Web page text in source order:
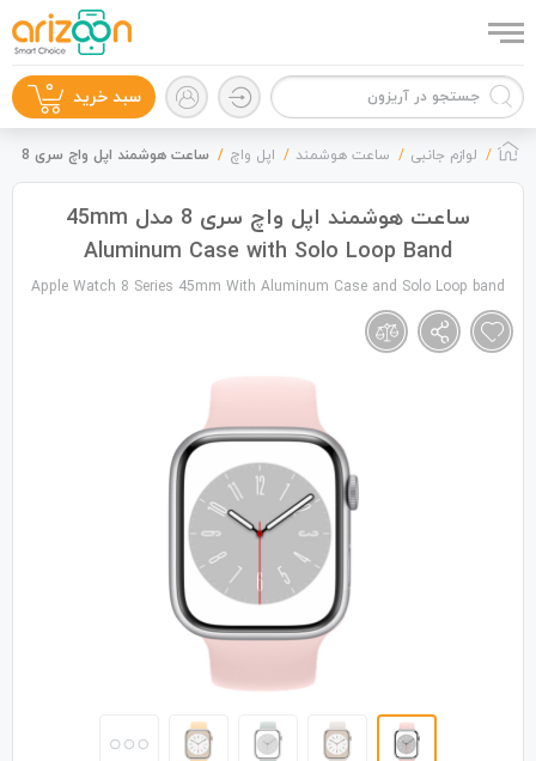
گوشی موبایل
سبد خرید 0
لوازم جانبی ساعت هوشمند اپل واچ ساعت هوشمند اپل واچ سری 8 مدل 45mm Aluminum Case with Solo Loop Band
ساعت هوشمند اپل واچ سری 8 مدل 45mm
Aluminum Case with Solo Loop Band
Apple Watch 8 Series 45mm With Aluminum Case and Solo Loop band